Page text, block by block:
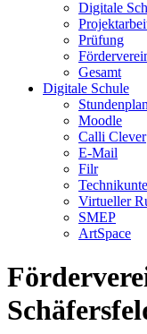
Digitale
Prüfung
Gesamt
Digitale Schule
Moodle
Calli Clever
E-Mail
Filr
Virtueller
SMEP
ArtSpace